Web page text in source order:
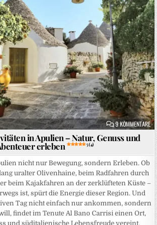
9 KOMMENTAREZU
in Apulien – Natur, Genuss und
erleben 5 (4)
nicht nur Bewegung, sondern Erleben. Ob
uralter Olivenhaine, beim Radfahren durch
beim Kajakfahren an der zerklüfteten Küste –
ist, spürt die Energie dieser Region. Und
Tag nicht einfach nur ankommen, sondern
findet im Tenute Al Bano Carrisi einen Ort,
und süditalienische Lebensfreude vereint.